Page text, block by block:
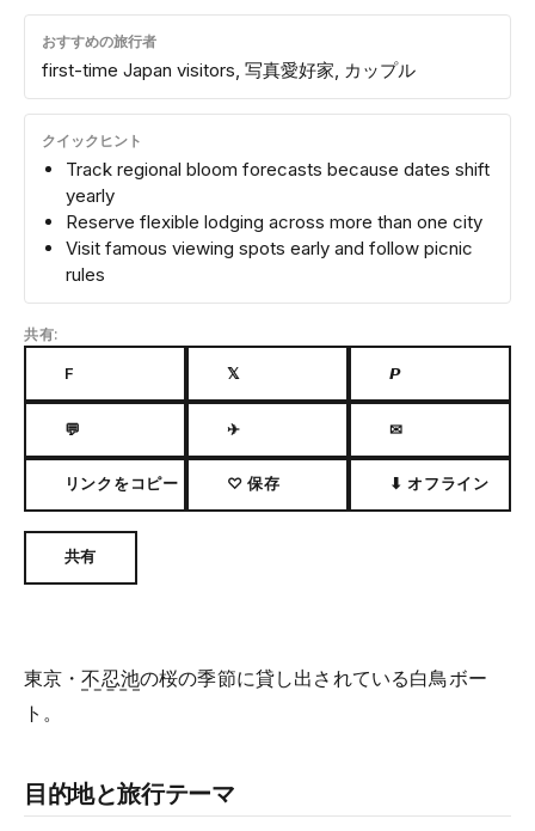
おすすめの旅行者
first-time Japan visitors, 写真愛好家, カップル
クイックヒント
Track regional bloom forecasts because dates shift
yearly
Reserve flexible lodging across more than one city
Visit famous viewing spots early and follow picnic
rules
共有:
F 𝕏 𝙋
💬 ✈ ✉
リンクをコピー ♡ 保存 ⬇ オフライン
共有
東京・不忍池の桜の季節に貸し出されている白鳥ボー
ト。
目的地と旅行テーマ